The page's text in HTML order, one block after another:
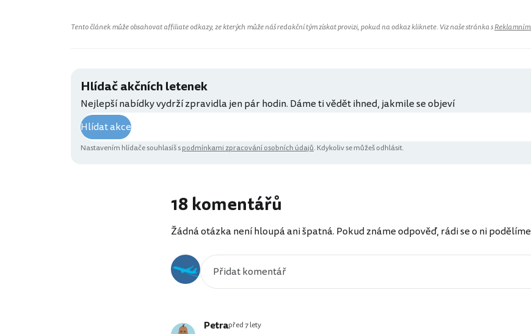
Tento článek může obsahovat affiliate odkazy, ze kterých může náš redakční tým získat provizi, pokud na odkaz kliknete. Viz naše stránka s
Hlídač akčních letenek
Nejlepší nabídky vydrží zpravidla jen pár hodin. Dáme ti vědět ihned, jakmile se objeví
Hlídat akce
Nastavením hlídače souhlasíš spodmínkami zpracování osobních údajů. Kdykoliv se můžeš odhlásit.
18 komentářů
Žádná otázka není hloupá ani špatná. Pokud známe odpověď, rádi se o ni
Petrapřed 7 lety